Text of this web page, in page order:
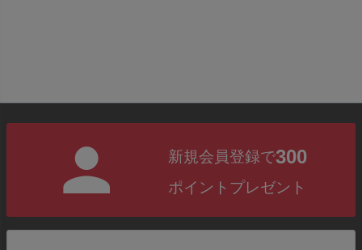
新規会員登録で300
ポイントプレゼント